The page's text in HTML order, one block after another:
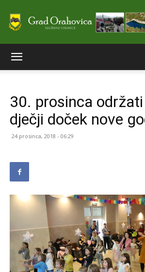
stranice
30. prosinca
dječji doček nove
24 prosinca, 2018 - 06:29